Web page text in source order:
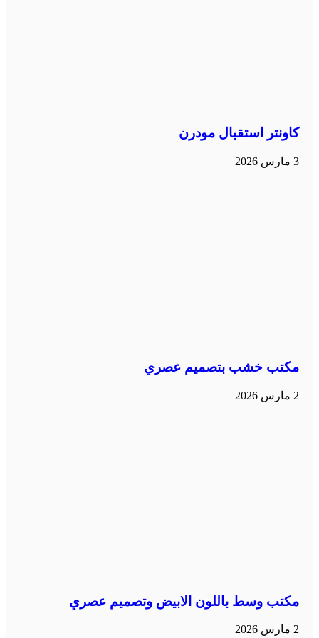
كاونتر استقبال مودرن
3 مارس 2026
مكتب خشب بتصميم عصري
2 مارس 2026
مكتب وسط باللون الابيض وتصميم عصري
2 مارس 2026